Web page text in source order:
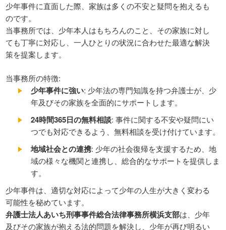
少年事件に直面した際、家族は多くの不安と疑問を抱えるも
のです。
当事務所では、少年本人はもちろんのこと、その家族に対し
ても丁寧に対応し、一人ひとりの状況に合わせた最適な解決
策を提案します。
当事務所の特徴:
少年事件に強い: 少年法の専門知識を持つ弁護士が、少
年及びその家族を全面的にサポートします。
24時間365日の無料相談: 事件に関する不安や疑問にい
つでも対応できるよう、無料相談を受け付けています。
地域社会との連携: 少年の社会復帰を支援するため、地
域の様々な機関と連携し、総合的なサポートを提供しま
す。
少年事件は、適切な対応によって少年の人生が大きく変わる
可能性を秘めています。
弁護士法人あいち刑事事件総合法律事務所横浜支部は、少年
及びその家族が抱える法的問題を解決し、少年が再び明るい